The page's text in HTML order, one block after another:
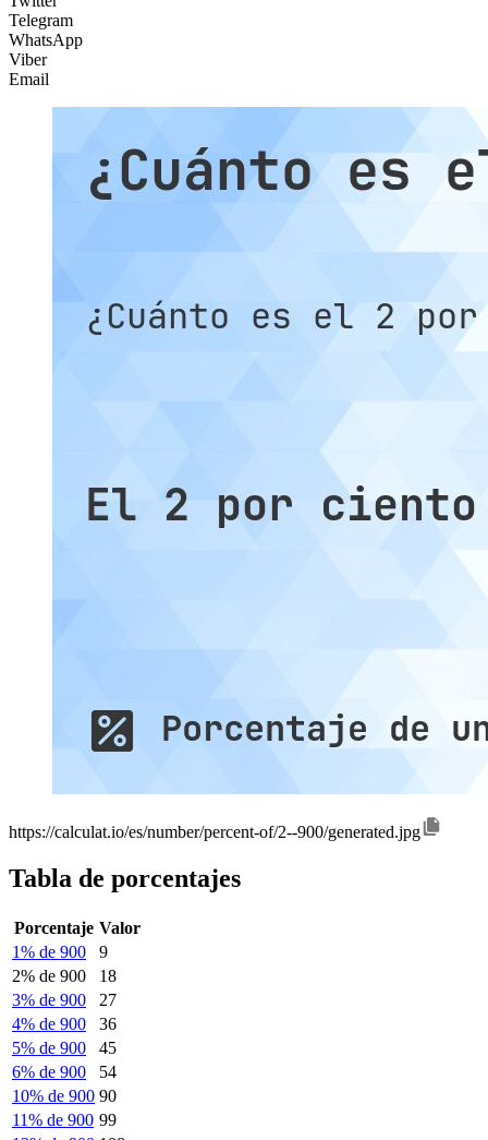
Telegram
WhatsApp
Viber
Email
https://calculat.io/es/number/percent-of/2--900/generated.jpg
Tabla de porcentajes
Porcentaje Valor
1% de 900
9
2% de 900
18
3% de 900
27
4% de 900
36
5% de 900
45
6% de 900
54
10% de 900 90
11% de 900 99